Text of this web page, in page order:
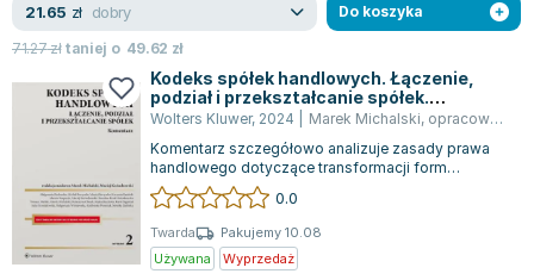
21.65 zł dobry
71.27złtaniej o 49.62 zł
Do koszyka
Kodeks spółek handlowych. Łączenie,
podział i przekształcanie spółek.
Komentarz
Wolters Kluwer, 2024 Marek Michalski, opracowanie zbiorowe
Komentarz szczegółowo analizuje zasady prawa
handlowego dotyczące transformacji form
organizacyjno-prawnych przedsiębiorstw, obejm...
0.0
Twarda
Pakujemy 10.08
Używana
Wyprzedaż